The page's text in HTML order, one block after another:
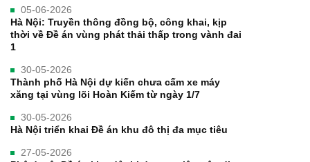
05-06-2026
Hà Nội: Truyền thông đồng bộ, công khai, kịp
thời về Đề án vùng phát thải thấp trong vành đai
1
30-05-2026
Thành phố Hà Nội dự kiến chưa cấm xe máy
xăng tại vùng lõi Hoàn Kiếm từ ngày 1/7
30-05-2026
Hà Nội triển khai Đề án khu đô thị đa mục tiêu
27-05-2026